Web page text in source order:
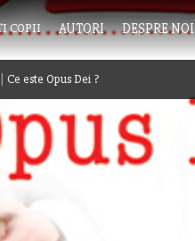
COPII AUTORI DESPRE NOI
Ce este Opus Dei ?